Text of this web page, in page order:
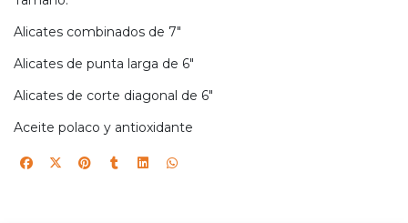
Alicates combinados de 7"
Alicates de punta larga de 6"
Alicates de corte diagonal de 6"
Aceite polaco y antioxidante